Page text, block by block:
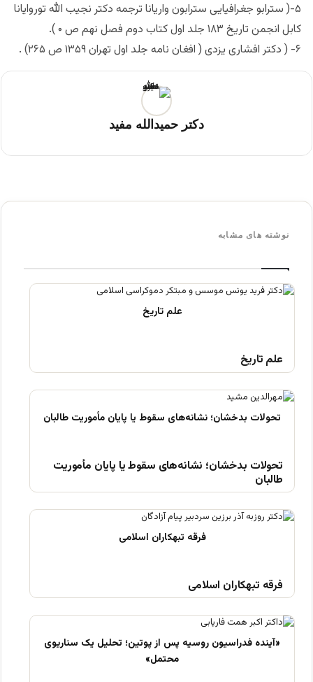
۵-( سترابو جغرافیایی سترابون واریانا ترجمه دکتر نجیب الله توروایانا
کابل انجمن تاریخ ۱۸۳ جلد اول کتاب دوم فصل نهم ص ۰ ).
۶- ( دکتر افشاری یزدی ( افغان نامه جلد اول تهران ۱۳۵۹ ص ۲۶۵) .
دکتر حمیدالله مفید
نوشته های مشابه
علم تاریخ
تحولات بدخشان؛ نشانه‌های سقوط یا پایان مأموریت
طالبان
فرقه تبهکاران اسلامی